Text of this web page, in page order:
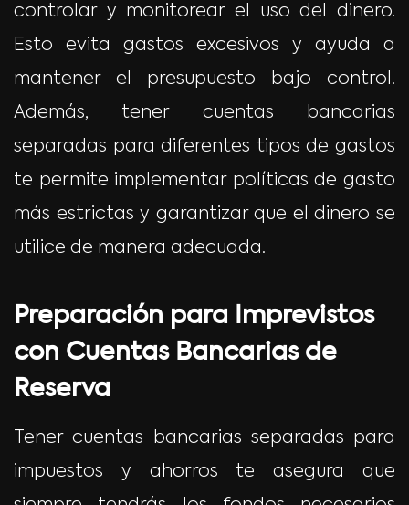
controlar y monitorear el uso del dinero.
Esto evita gastos excesivos y ayuda a
mantener el presupuesto bajo control.
Además, tener cuentas bancarias
separadas para diferentes tipos de gastos
te permite implementar políticas de gasto
más estrictas y garantizar que el dinero se
utilice de manera adecuada.
Preparación para Imprevistos
con Cuentas Bancarias de
Reserva
Tener cuentas bancarias separadas para
impuestos y ahorros te asegura que